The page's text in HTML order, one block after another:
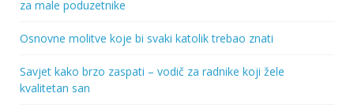
za male poduzetnike
Osnovne molitve koje bi svaki katolik trebao znati
Savjet kako brzo zaspati – vodič za radnike koji žele
kvalitetan san